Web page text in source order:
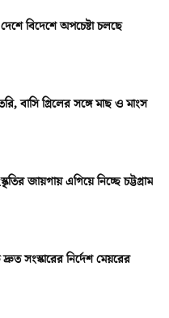
বিদেশে অপচেষ্টা চলছে
বাসি গ্রিলের সঙ্গে মাছ ও মাংস
জায়গায় এগিয়ে নিচ্ছে চট্টগ্রাম
দ্রুত সংস্কারের নির্দেশ মেয়রের